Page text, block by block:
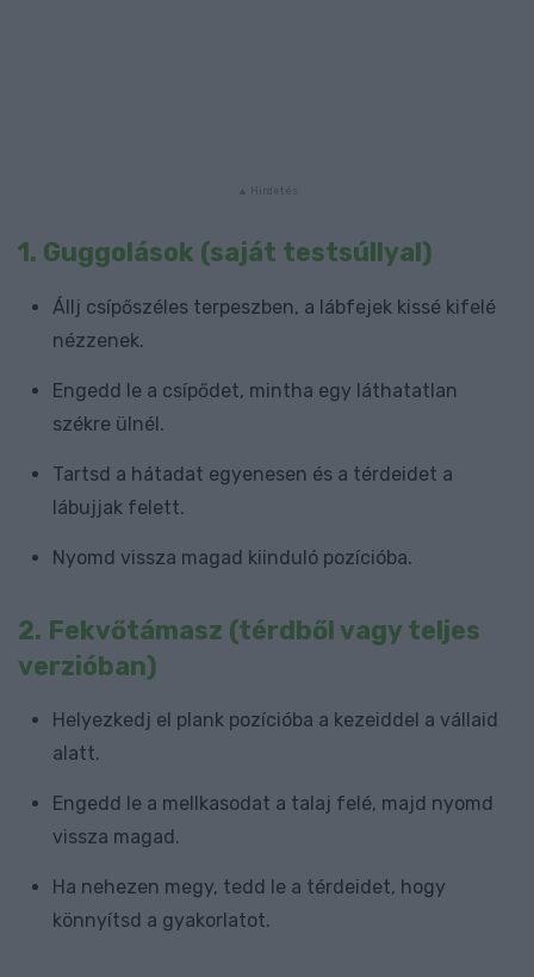
1. Guggolások (saját testsúllyal)
Állj csípőszéles terpeszben, a lábfejek kissé kifelé
nézzenek.
Engedd le a csípődet, mintha egy láthatatlan
székre ülnél.
Tartsd a hátadat egyenesen és a térdeidet a
lábujjak felett.
Nyomd vissza magad kiinduló pozícióba.
2. Fekvőtámasz (térdből vagy teljes
verzióban)
Helyezkedj el plank pozícióba a kezeiddel a vállaid
alatt.
Engedd le a mellkasodat a talaj felé, majd nyomd
vissza magad.
Ha nehezen megy, tedd le a térdeidet, hogy
könnyítsd a gyakorlatot.